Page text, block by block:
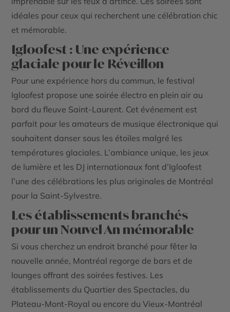
idéales pour ceux qui recherchent une célébration chic
et mémorable.
Igloofest : Une expérience
glaciale pour le Réveillon
Pour une expérience hors du commun, le festival
Igloofest propose une soirée électro en plein air au
bord du fleuve Saint-Laurent. Cet événement est
parfait pour les amateurs de musique électronique qui
souhaitent danser sous les étoiles malgré les
températures glaciales. L’ambiance unique, les jeux
de lumière et les DJ internationaux font d’Igloofest
l’une des célébrations les plus originales de Montréal
pour la Saint-Sylvestre.
Les établissements branchés
pour un Nouvel An mémorable
Si vous cherchez un endroit branché pour fêter la
nouvelle année, Montréal regorge de bars et de
lounges offrant des soirées festives. Les
établissements du Quartier des Spectacles, du
Plateau-Mont-Royal ou encore du Vieux-Montréal